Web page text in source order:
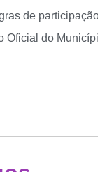
de
Oficial do